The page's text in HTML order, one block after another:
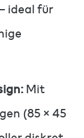
ideal für
Mit
(85 × 45